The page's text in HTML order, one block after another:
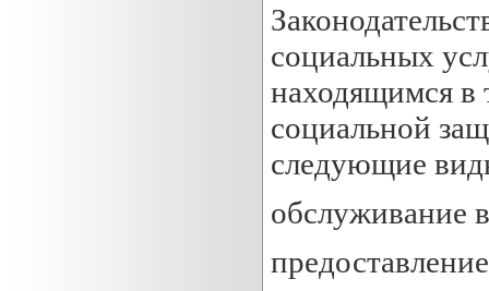
социальных
находящимся в
социальной
следующие
обслуживание